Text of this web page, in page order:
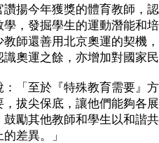
今年獲獎的體育教師，認
學，發掘學生的運動潛能和
教師還善用北京奧運的契機
識奧運之餘，亦增加對國家
至於『特殊教育需要』方
，拔尖保底，讓他們能夠各
鼓勵其他教師和學生以和諧
差異。」